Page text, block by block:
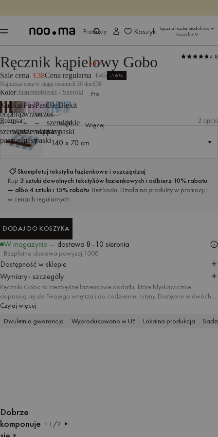
Kup teraz
Produkty
Sale
Pro
Więcej
Koszyk
Łączna liczba produktów w
koszyku:0
Produkty Wszystkie tekstylia Tekstylia łazienkowe Ręczniki
W
TRYBIE
W
TRYBIE
W
TRYBIE
W
TRYBIE
W
TRYBIE
W
TRYBIE
W
TRYBIE
W
TRYBIE
W
TRYBIE
Dobrze
komponuje
1 /2
Ręcznik kąpielowy Gobo 4.8
Sale cena €38Cena regularna €45 -16%
Najniższa cena w ciągu ostatnich 30 dni:€38
Kolor Jasnoniebieski / Szeroki
Kakaowy
brąz
–
szerokie
pasy
Kakaowy
brąz
–
wąskie
paski
Pastelowy
wrzos
–
szerokie
pasy
Pastelowy
wrzos
–
wąskie
paski
Błękit
–
szerokie
pasy
Błękit
–
wąskie
paski
Rozmiar: 2 opcje
140 x 70 cm
Skompletuj tekstylia łazienkowe i oszczędzaj
Kup 3 sztuki dowolnych tekstyliów łazienkowych i odbierz 10% rabatu
— albo 4 sztuki i 15% rabatu. Bez kodu. Działa na produkty w promocji i
w cenach regularnych.
DODAJ DO KOSZYKA
W magazynie — dostawa 8–10 sierpnia
Bezpłatna dostawa powyżej 100€
Dostępność w sklepie
Wymiary i szczegóły
Ręczniki Gobo to niezbędne łazienkowe dodatki, które błyskawicznie
dopasują się do Twojego wnętrza i do codziennej rutyny. Dostępne w dwóch
rozmiarach, tworzą spójny zestaw, zapewiając dbałość o każdy detal. Wzór w
chłonna, miękka bawełna daje poczucie komfortu.
Czytaj więcej
Dwuletnia gwarancja
Wyprodukowano w UE Lokalna produkcja